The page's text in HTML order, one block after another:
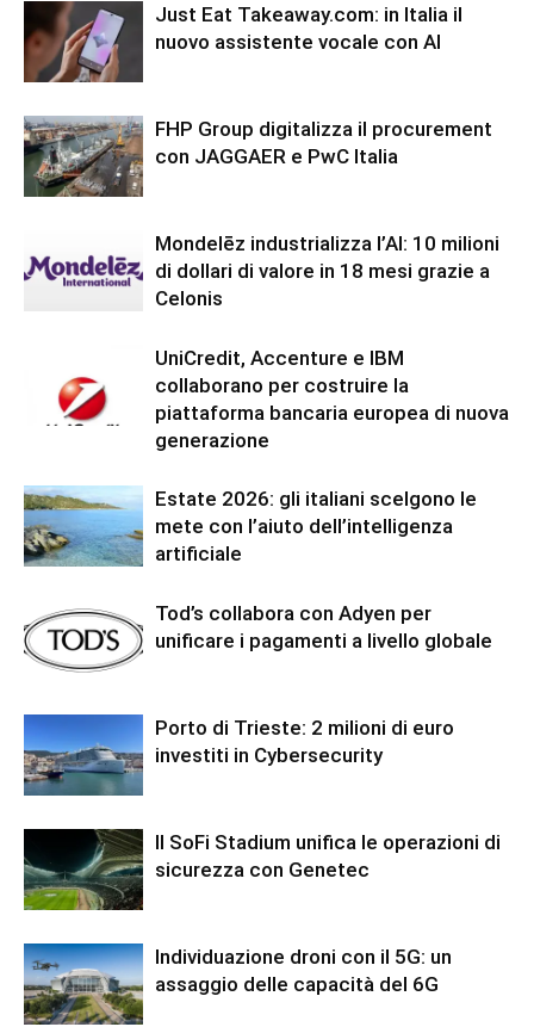
Just Eat Takeaway.com: in Italia il
nuovo assistente vocale con AI
FHP Group digitalizza il procurement
con JAGGAER e PwC Italia
Mondelēz industrializza l’AI: 10 milioni
di dollari di valore in 18 mesi grazie a
Celonis
UniCredit, Accenture e IBM
collaborano per costruire la
piattaforma bancaria europea di nuova
generazione
Estate 2026: gli italiani scelgono le
mete con l’aiuto dell’intelligenza
artificiale
Tod’s collabora con Adyen per
unificare i pagamenti a livello globale
Porto di Trieste: 2 milioni di euro
investiti in Cybersecurity
Il SoFi Stadium unifica le operazioni di
sicurezza con Genetec
Individuazione droni con il 5G: un
assaggio delle capacità del 6G